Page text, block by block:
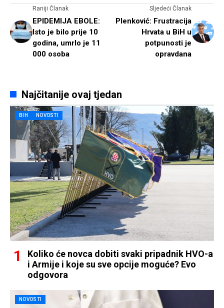
Raniji Članak
EPIDEMIJA EBOLE:
Isto je bilo prije 10
godina, umrlo je 11
000 osoba
Sljedeći Članak
Plenković: Frustracija
Hrvata u BiH u
potpunosti je
opravdana
Najčitanije ovaj tjedan
BIH NOVOSTI
Koliko će novca dobiti svaki pripadnik HVO-a
i Armije i koje su sve opcije moguće? Evo
odgovora
NOVOSTI